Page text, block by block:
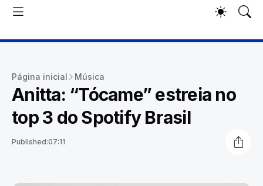
Página inicial Música
Anitta: “Tócame” estreia no
top 3 do Spotify Brasil
Published:07:11